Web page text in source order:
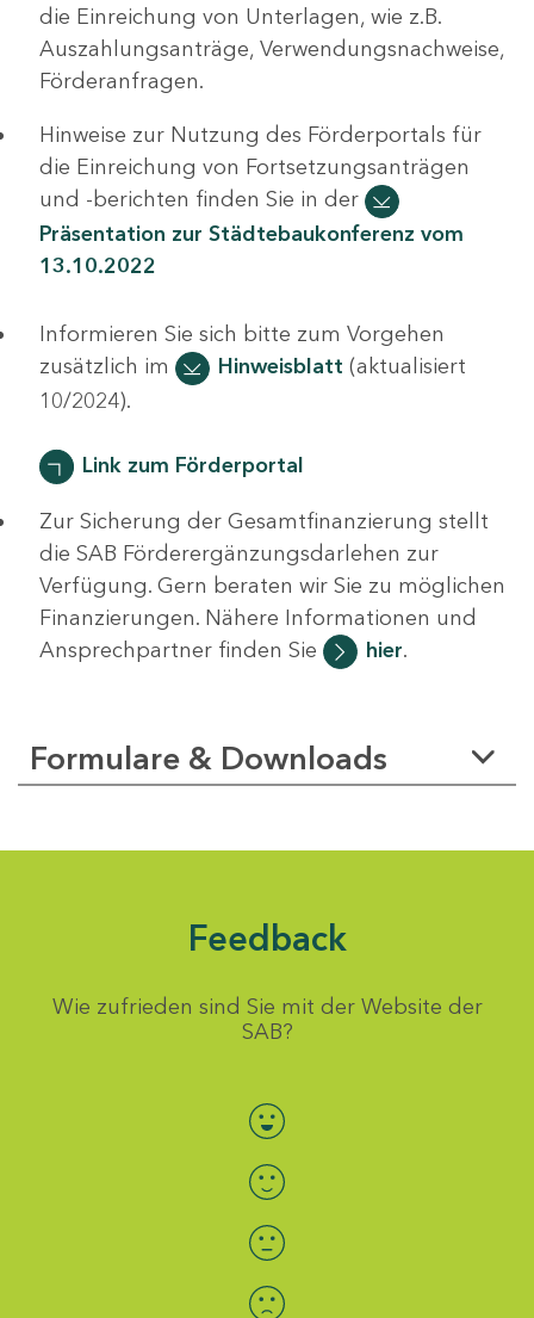
die Einreichung von Unterlagen, wie z.B.
Auszahlungsanträge, Verwendungsnachweise,
Förderanfragen.
Hinweise zur Nutzung des Förderportals für
die Einreichung von Fortsetzungsanträgen
und -berichten finden Sie in der
Präsentation zur Städtebaukonferenz vom
13.10.2022
Informieren Sie sich bitte zum Vorgehen
zusätzlich im
Hinweisblatt (aktualisiert
10/2024).
Link zum Förderportal
Zur Sicherung der Gesamtfinanzierung stellt
die SAB Förderergänzungsdarlehen zur
Verfügung. Gern beraten wir Sie zu möglichen
Finanzierungen. Nähere Informationen und
Ansprechpartner finden Sie
hier.
Formulare & Downloads
Feedback
Wie zufrieden sind Sie mit der Website der
SAB?
Bewertung auswählen